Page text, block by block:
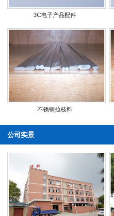
3C电子产品配件
不锈钢拉枝料
公司实景